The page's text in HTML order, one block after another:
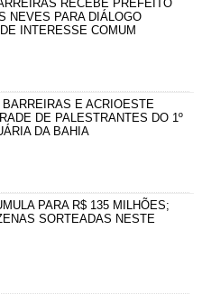
RECEBE PREFEITO
NEVES PARA DIÁLOGO
INTERESSE COMUM
BARREIRAS E ACRIOESTE
DE PALESTRANTES DO 1º
DA BAHIA
PARA R$ 135 MILHÕES;
SORTEADAS NESTE